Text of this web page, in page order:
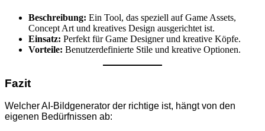
Beschreibung: Ein Tool, das speziell auf Game Assets,
Concept Art und kreatives Design ausgerichtet ist.
Einsatz: Perfekt für Game Designer und kreative Köpfe.
Vorteile: Benutzerdefinierte Stile und kreative Optionen.
Fazit
Welcher AI-Bildgenerator der richtige ist, hängt von den
eigenen Bedürfnissen ab: